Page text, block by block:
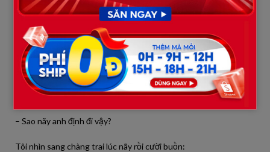
– Cuối cùng anh cũng về rồi.
Tôi gượng cười đưa bó hoa:
– Chúc mừng em tốt nghiệp.
Ngọc nhận lấy rồi bất ngờ hỏi:
– Sao nãy anh định đi vậy?
Tôi nhìn sang chàng trai lúc nãy rồi cười buồn: